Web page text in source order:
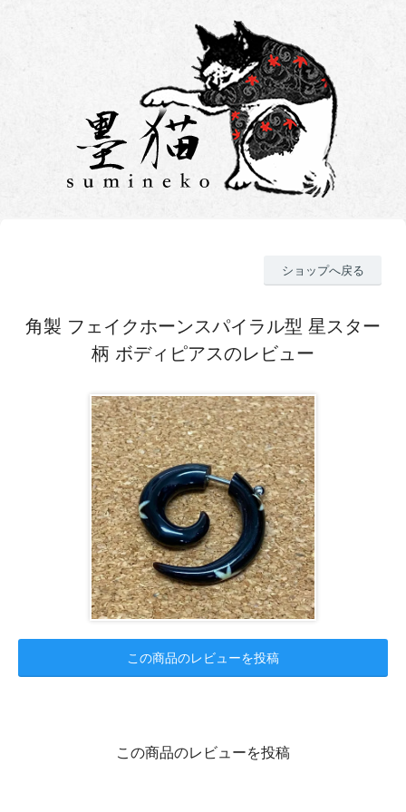
ショップへ戻る
角製 フェイクホーンスパイラル型 星スター
柄 ボディピアスのレビュー
この商品のレビューを投稿
この商品のレビューを投稿